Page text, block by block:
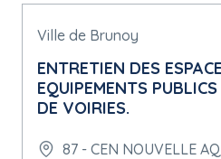
Ville de Brunoy
ENTRETIEN DES
EQUIPEMENTS
DE VOIRIES.
87 - CEN NOUVELLE